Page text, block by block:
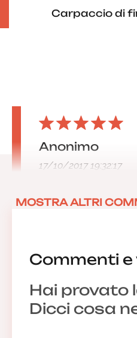
Carpaccio di
Commenti e
Hai provato
Dicci cosa
Anonimo
17/10/2017 19:32:17
MOSTRA ALTRI